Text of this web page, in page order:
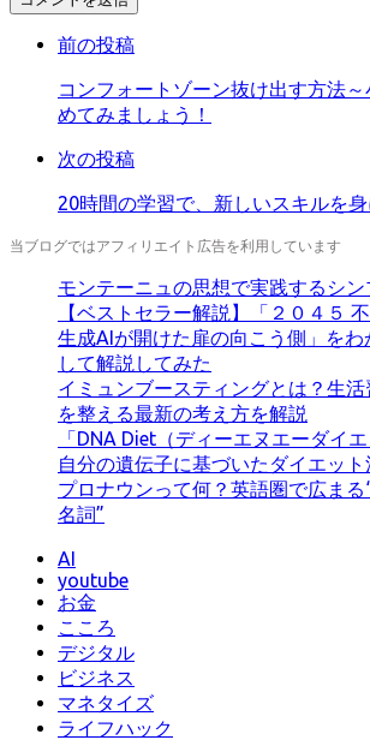
メ
す
る
前の投稿
コンフォートゾーン抜け出す方法
めてみましょう！
次の投稿
20時間の学習で、新しいスキルを
当ブログではアフィリエイト広告を利用しています
モンテーニュの思想で実践するシン
【ベストセラー解説】「２０４５
生成AIが開けた扉の向こう側」をわ
して解説してみた
イミュンブースティングとは？生
を整える最新の考え方を解説
「DNA Diet（ディーエヌエーダイ
自分の遺伝子に基づいたダイエット
プロナウンって何？英語圏で広ま
名詞”
AI
youtube
お金
こころ
デジタル
ビジネス
マネタイズ
ライフハック